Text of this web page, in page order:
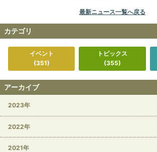
最新ニュース一覧へ戻る
カテゴリ
イベント
(351)
トピックス
(355)
アーカイブ
2023年
2022年
2021年